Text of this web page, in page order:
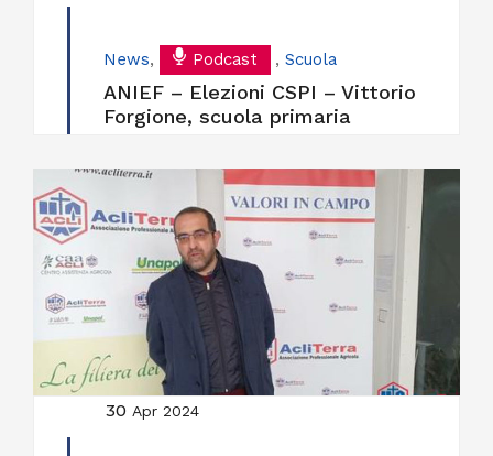
News, Podcast , Scuola
ANIEF – Elezioni CSPI – Vittorio
Forgione, scuola primaria
30 Apr 2024